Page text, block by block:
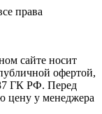
права
сайте носит
офертой,
ГК РФ. Перед
цену у менеджера